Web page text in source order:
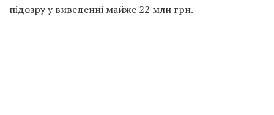
підозру у виведенні майже 22 млн грн.